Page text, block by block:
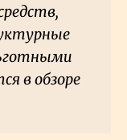
в обзоре